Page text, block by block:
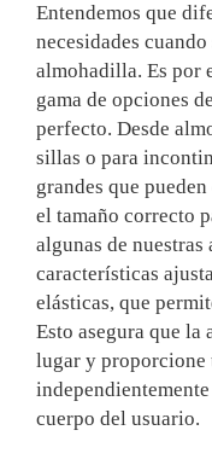
Entendemos que
necesidades
almohadilla. Es por
gama de opciones
perfecto. Desde
sillas o para
grandes que
el tamaño correcto
algunas de
características
elásticas, que
Esto asegura que la
lugar y proporcione
cuerpo del usuario.